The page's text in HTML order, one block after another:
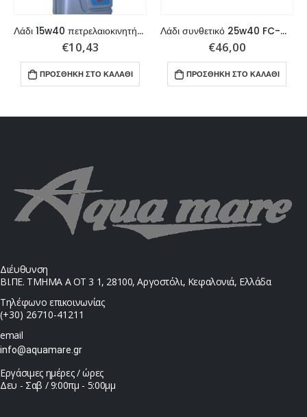
Λάδι 15w40 πετρελαιοκινητήρων 1 λίτρο
€10,43
ΠΡΟΣΘΉΚΗ ΣΤΟ ΚΑΛΆΘΙ
Λάδι συνθετικό 25w40 FC-W εξωλεμβίων 4 λίτρα
€46,00
ΠΡΟΣΘΉΚΗ ΣΤΟ ΚΑΛΆΘΙ
Διέυθυνση
ΒΙ.ΠΕ. ΤΜΗΜΑ Α ΟΤ 3 1, 28100, Αργοστόλι, Κεφαλονιά, Ελλάδα
Τηλέφωνο επικοινωνίας
(+30) 26710-41211
email
info@aquamare.gr
Εργάσιμες ημέρες / ώρες
Δευ - Σαβ / 9:00πμ - 5:00μμ